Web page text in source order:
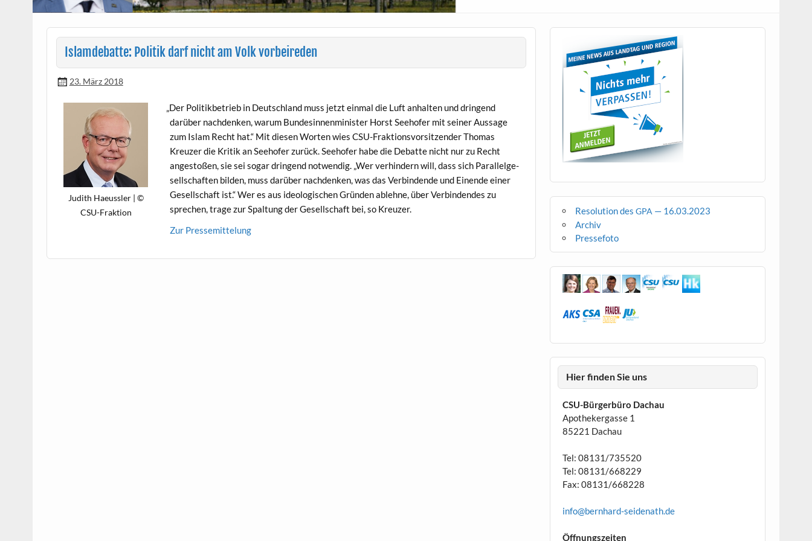
Islamdebatte: Politik darf nicht am Volk vorbeireden
23. März 2018
Judith Haeus­sler | ©
CSU-Fraktion
„Der Poli­tik­be­trieb in Deutsch­land muss jet­zt ein­mal die Luft anhal­ten und drin­gend
darüber nach­denken, warum Bun­desin­nen­min­is­ter Horst See­hofer mit sein­er Aus­sage
zum Islam Recht hat.“ Mit diesen Worten wies CSU-Frak­tionsvor­sitzen­der Thomas
Kreuzer die Kri­tik an See­hofer zurück. See­hofer habe die Debat­te nicht nur zu Recht
angestoßen, sie sei sog­ar drin­gend notwendig. „Wer ver­hin­dern will, dass sich Par­al­lelge­
sellschaften bilden, muss darüber nach­denken, was das Verbindende und Einende ein­er
Gesellschaft ist.“ Wer es aus ide­ol­o­gis­chen Grün­den ablehne, über Verbinden­des zu
sprechen, trage zur Spal­tung der Gesellschaft bei, so Kreuzer.
Zur Pressemit­telung
Resolution desGPA — 16.03.2023
Archiv
Pressefoto
Hier finden Sie uns
CSU-Bürgerbüro Dachau
Apothekergasse 1
85221 Dachau
Tel: 08131/735520
Tel: 08131/668229
Fax: 08131/668228
info@bernhard-seidenath.de
Öffnungszeiten